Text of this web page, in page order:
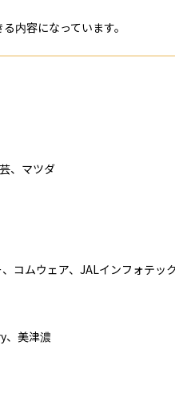
内容になっています。
、マツダ
コムウェア、JALインフォテック
、美津濃